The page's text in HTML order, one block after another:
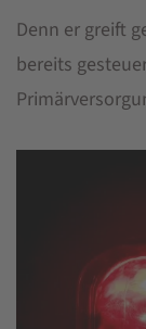
Denn er greift
bereits